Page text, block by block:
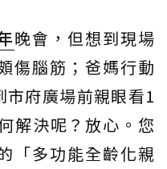
晚會，但想到現場
傷腦筋；爸媽行動
府廣場前親眼看1
解決呢？放心。您
「多功能全齡化親